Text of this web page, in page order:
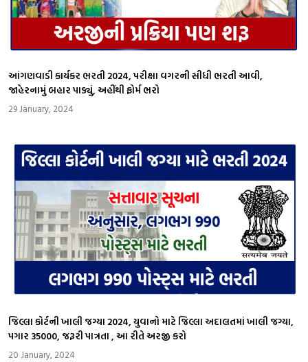
આંગણવાડી કાર્યકર ભરતી 2024, પરીક્ષા વગરની સીધી ભરતી આવી,
જાહેરનામું બહાર પાડ્યું, અહીંથી ફોર્મ ભરો
29 January, 2024
જિલ્લા કોર્ટની ખાલી જગ્યા 2024, યુવાનો માટે જિલ્લા અદાલતમાં ખાલી જગ્યા,
પગાર ₹35000, જરૂરી પાત્રતા , આ રીતે અરજી કરો
20 January, 2024